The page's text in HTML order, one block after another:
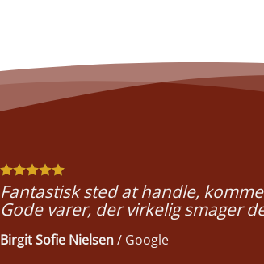
Fantastisk sted at handle,
Gode varer, der virkelig smager
Birgit Sofie Nielsen / Google